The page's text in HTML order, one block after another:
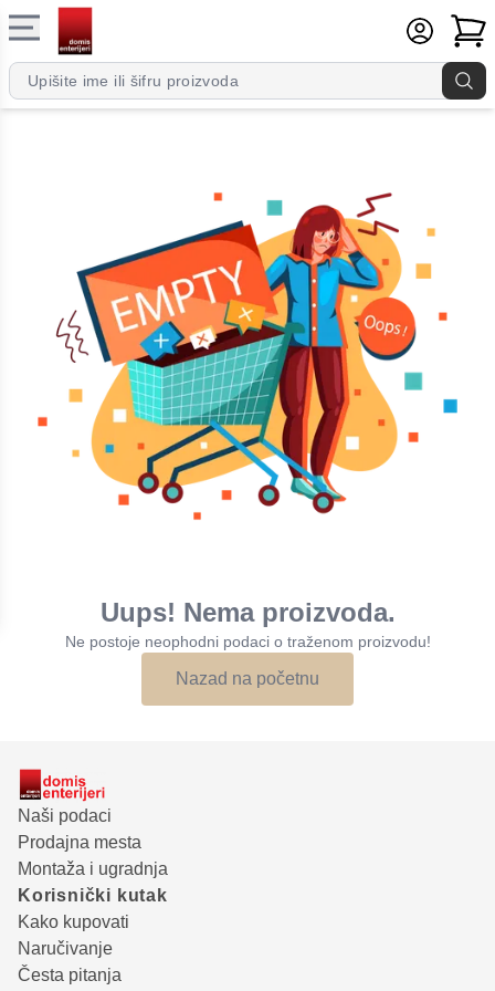
Uups! Nema proizvoda.
Ne postoje neophodni podaci o traženom proizvodu!
Nazad na početnu
Naši podaci
Prodajna mesta
Montaža i ugradnja
Korisnički kutak
Kako kupovati
Naručivanje
Česta pitanja